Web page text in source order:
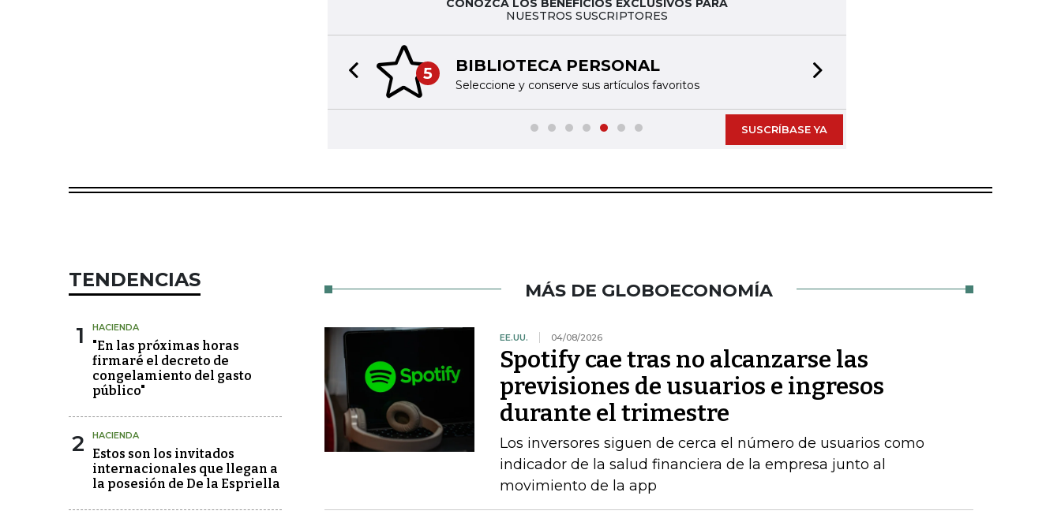
CONOZCA LOS BENEFICIOS EXCLUSIVOS PARA
NUESTROS SUSCRIPTORES
5 BIBLIOTECA PERSONAL
Seleccione y conserve sus artículos favoritos
Previous slide
SUSCRÍBASE YA
TENDENCIAS
1 HACIENDA
"En las próximas horas
firmaré el decreto de
congelamiento del gasto
público"
2 HACIENDA
Estos son los invitados
internacionales que llegan a
la posesión de De la Espriella
MÁS DE GLOBOECONOMÍA
EE.UU. 04/08/2026
Spotify cae tras no alcanzarse las
previsiones de usuarios e ingresos
durante el trimestre
Los inversores siguen de cerca el número de usuarios como
indicador de la salud financiera de la empresa junto al
movimiento de la app